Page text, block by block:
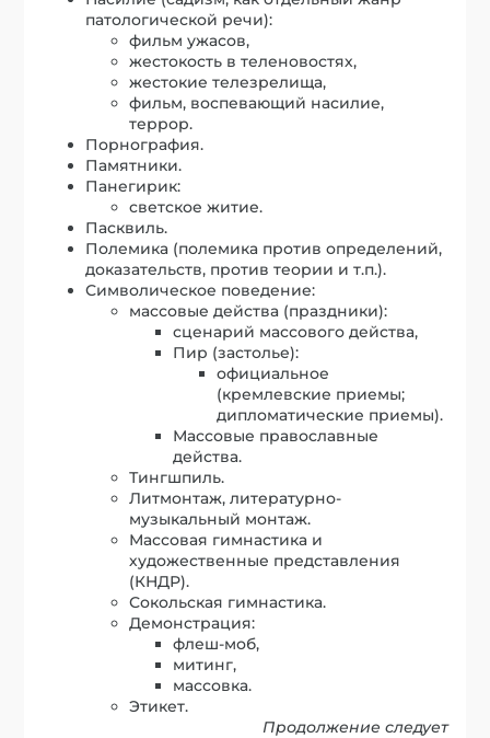
патологической речи):
фильм ужасов,
жестокость в теленовостях,
жестокие телезрелища,
фильм, воспевающий насилие,
террор.
Порнография.
Памятники.
Панегирик:
светское житие.
Пасквиль.
Полемика (полемика против определений,
доказательств, против теории и т.п.).
Символическое поведение:
массовые действа (праздники):
сценарий массового действа,
Пир (застолье):
официальное
(кремлевские приемы;
дипломатические приемы).
Массовые православные
действа.
Тингшпиль.
Литмонтаж, литературно-
музыкальный монтаж.
Массовая гимнастика и
художественные представления
(КНДР).
Сокольская гимнастика.
Демонстрация:
флеш-моб,
митинг,
массовка.
Этикет.
Продолжение следует